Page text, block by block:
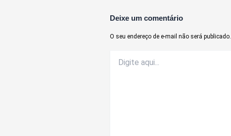
Deixe um comentário
O seu endereço de e-mail não será publicado.
aqui...